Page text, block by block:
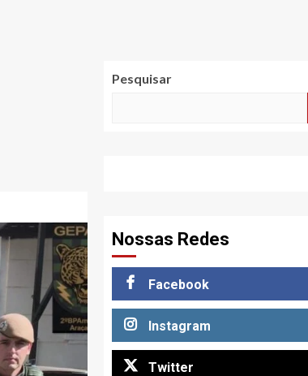
Pesquisar
Nossas Redes
Facebook
Instagram
Twitter